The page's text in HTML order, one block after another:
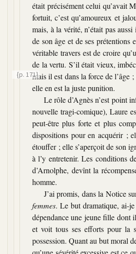
était précisément celui qu’avait
fortuit, c’est qu’amoureux et
mais, à la vérité, n’était pas
de son âge et de ses prétentions
véritable travers est de croire
de la vertu. S’il était vieux,
mais il est dans la force de
{p. 171}
elle en est la juste punition.
Le rôle d’Agnès n’est point
nouvelle tragi-comique), Laure
peut-être plus forte et plus
dispositions pour en acquérir ;
étouffer ; elle s’aperçoit de son
à l’y entretenir. Les conditions
d’Arnolphe, devînt la
homme.
J’ai promis, dans la Notice
femmes. Le but dramatique, ai-
dépendance une jeune fille dont
et voit tous ses efforts pour la
possession. Quant au but moral